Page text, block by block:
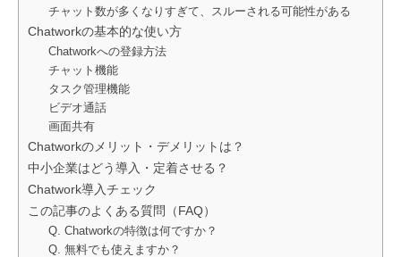
チャット数が多くなりすぎて、スルーされる可能性がある
Chatworkの基本的な使い方
Chatworkへの登録方法
チャット機能
タスク管理機能
ビデオ通話
画面共有
Chatworkのメリット・デメリットは？
中小企業はどう導入・定着させる？
Chatwork導入チェック
この記事のよくある質問（FAQ）
Q. Chatworkの特徴は何ですか？
Q. 無料でも使えますか？